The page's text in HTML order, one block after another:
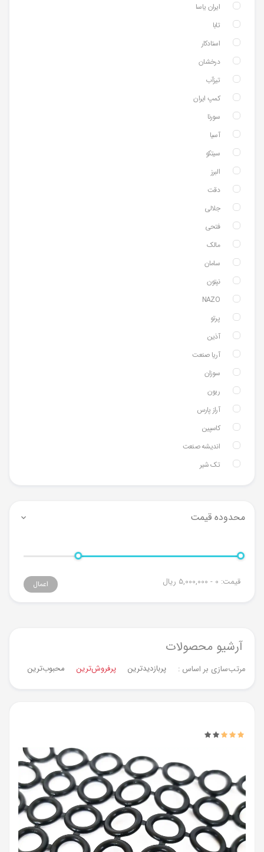
ایران یاسا
تابا
استادکار
درخشان
تیزآب
کمپ ایران
سورنا
آسیا
سیتکو
البرز
دقت
جلالی
فتحی
مالک
سامان
نپتون
NAZO
پرتو
آذین
آریا صنعت
سوزان
ریون
آراز پارس
کاسپین
اندیشه صنعت
تک شیر
محدوده قیمت
قیمت: 0 - 5,000,000 ریال اعمال
آرشیو محصولات
مرتب‌سازی بر اساس : پربازدیدترین پرفروش‌ترین‌ محبوب‌ترین